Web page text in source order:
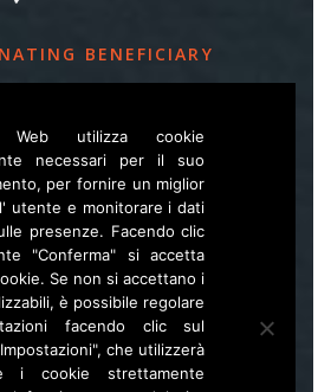
BENEFICIARY
Forest Service
2, SI – 1000 Ljubljana
Wwww.zgs.si
Sitemap
utilizza cookie
necessari per il suo
per fornire un miglior
utente e monitorare i dati
presenze. Facendo clic
"Conferma" si accetta
Se non si accettano i
è possibile regolare
facendo clic sul
che utilizzerà
i cookie strettamente